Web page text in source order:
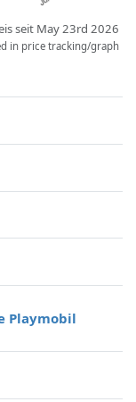
seit May 23rd 2026
in price tracking/graph
Playmobil